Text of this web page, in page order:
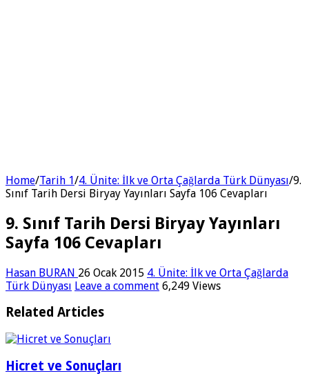
Home/Tarih 1/4. Ünite: İlk ve Orta Çağlarda Türk Dünyası/9.
Sınıf Tarih Dersi Biryay Yayınları Sayfa 106 Cevapları
9. Sınıf Tarih Dersi Biryay Yayınları
Sayfa 106 Cevapları
Hasan BURAN 26 Ocak 2015 4. Ünite: İlk ve Orta Çağlarda
Türk Dünyası Leave a comment 6,249 Views
Related Articles
Hicret ve Sonuçları